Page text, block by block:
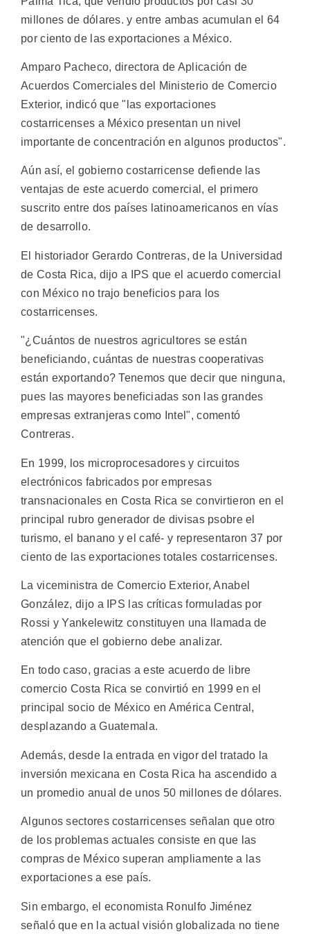
millones de dólares. y entre ambas acumulan el 64
por ciento de las exportaciones a México.
Amparo Pacheco, directora de Aplicación de
Acuerdos Comerciales del Ministerio de Comercio
Exterior, indicó que "las exportaciones
costarricenses a México presentan un nivel
importante de concentración en algunos productos".
Aún así, el gobierno costarricense defiende las
ventajas de este acuerdo comercial, el primero
suscrito entre dos países latinoamericanos en vías
de desarrollo.
El historiador Gerardo Contreras, de la Universidad
de Costa Rica, dijo a IPS que el acuerdo comercial
con México no trajo beneficios para los
costarricenses.
"¿Cuántos de nuestros agricultores se están
beneficiando, cuántas de nuestras cooperativas
están exportando? Tenemos que decir que ninguna,
pues las mayores beneficiadas son las grandes
empresas extranjeras como Intel", comentó
Contreras.
En 1999, los microprocesadores y circuitos
electrónicos fabricados por empresas
transnacionales en Costa Rica se convirtieron en el
principal rubro generador de divisas psobre el
turismo, el banano y el café- y representaron 37 por
ciento de las exportaciones totales costarricenses.
La viceministra de Comercio Exterior, Anabel
González, dijo a IPS las críticas formuladas por
Rossi y Yankelewitz constituyen una llamada de
atención que el gobierno debe analizar.
En todo caso, gracias a este acuerdo de libre
comercio Costa Rica se convirtió en 1999 en el
principal socio de México en América Central,
desplazando a Guatemala.
Además, desde la entrada en vigor del tratado la
inversión mexicana en Costa Rica ha ascendido a
un promedio anual de unos 50 millones de dólares.
Algunos sectores costarricenses señalan que otro
de los problemas actuales consiste en que las
compras de México superan ampliamente a las
exportaciones a ese país.
Sin embargo, el economista Ronulfo Jiménez
señaló que en la actual visión globalizada no tiene